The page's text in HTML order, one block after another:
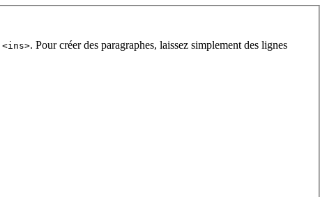
<ins>. Pour créer des paragraphes, laissez simplement des lignes